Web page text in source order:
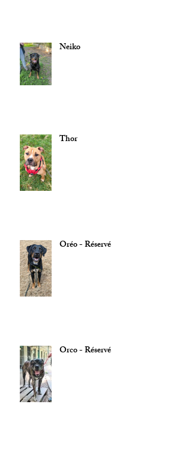
Neiko
Thor
Oréo - Réservé
Orco - Réservé